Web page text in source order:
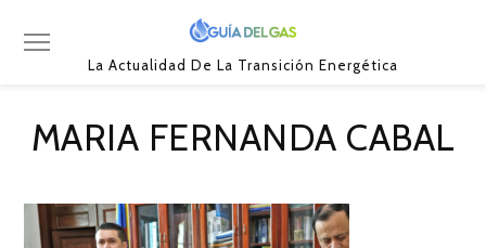
La Actualidad De La Transición Energética
MARIA FERNANDA CABAL